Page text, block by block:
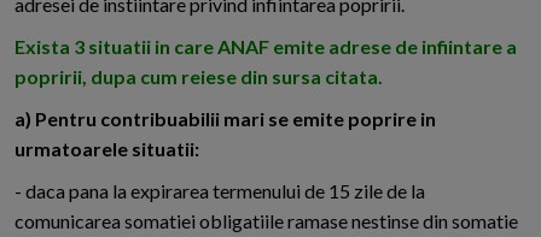
Exista 3 situatii in care ANAF emite adrese de infiintare a
popririi, dupa cum reiese din sursa citata.
a) Pentru contribuabilii mari se emite poprire in
urmatoarele situatii:
- daca pana la expirarea termenului de 15 zile de la
comunicarea somatiei obligatiile ramase nestinse din somatie